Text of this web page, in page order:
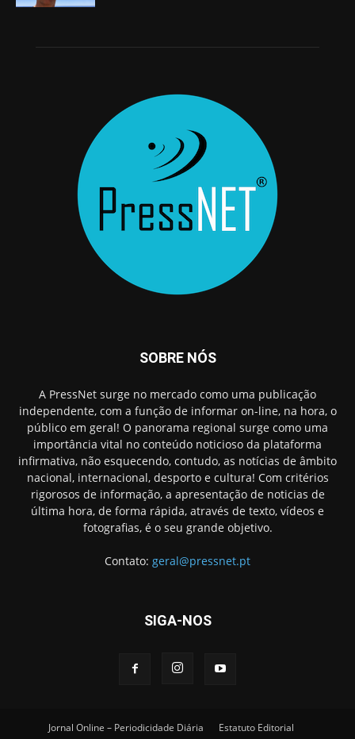
SOBRE NÓS
A PressNet surge no mercado como uma publicação
independente, com a função de informar on-line, na hora, o
público em geral! O panorama regional surge como uma
importância vital no conteúdo noticioso da plataforma
infirmativa, não esquecendo, contudo, as notícias de âmbito
nacional, internacional, desporto e cultura! Com critérios
rigorosos de informação, a apresentação de noticias de
última hora, de forma rápida, através de texto, vídeos e
fotografias, é o seu grande objetivo.
Contato: geral@pressnet.pt
SIGA-NOS
Jornal Online – Periodicidade Diária
Estatuto Editorial